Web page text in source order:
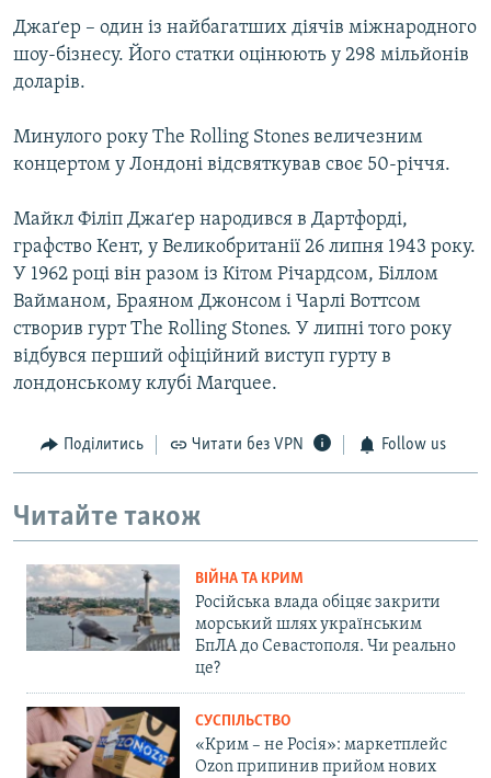
Джаґер – один із найбагатших діячів міжнародного
шоу-бізнесу. Його статки оцінюють у 298 мільйонів
доларів.
Минулого року The Rolling Stones величезним
концертом у Лондоні відсвяткував своє 50-річчя.
Майкл Філіп Джаґер народився в Дартфорді,
графство Кент, у Великобританії 26 липня 1943 року.
У 1962 році він разом із Кітом Річардсом, Біллом
Вайманом, Браяном Джонсом і Чарлі Воттсом
створив гурт The Rolling Stones. У липні того року
відбувся перший офіційний виступ гурту в
лондонському клубі Marquee.
Поділитись Читати без VPN Follow us
Читайте також
ВІЙНА ТА КРИМ
Російська влада обіцяє закрити
морський шлях українським
БпЛА до Севастополя. Чи реально
це?
СУСПІЛЬСТВО
«Крим – не Росія»: маркетплейс
Ozon припинив прийом нових